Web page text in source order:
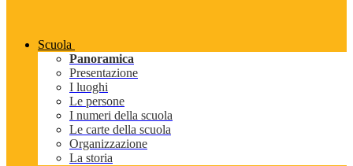
Scuola
Panoramica
Presentazione
I luoghi
Le persone
I numeri della scuola
Le carte della scuola
Organizzazione
La storia